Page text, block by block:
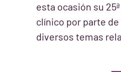
esta ocasión su
clínico por parte
diversos temas